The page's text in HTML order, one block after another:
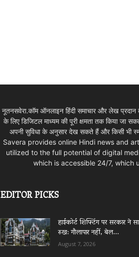
नूतनसवेरा.कॉम ऑनलाइन हिंदी समाचार और लेख प्रदान
के लिए डिजिटल माध्यम की पूरी क्षमता तक किया जा
अपनी सुविधा के अनुसार देख सकते हैं और किसी
Savera provides online Hindi news and
utilized to the full potential of digital
which is accessible 24/7, which
EDITOR PICKS
हाईकोर्ट शिफ्टिंग पर सरकार ने
रुख: गौलापार नहीं, बेल...
August 7, 2026